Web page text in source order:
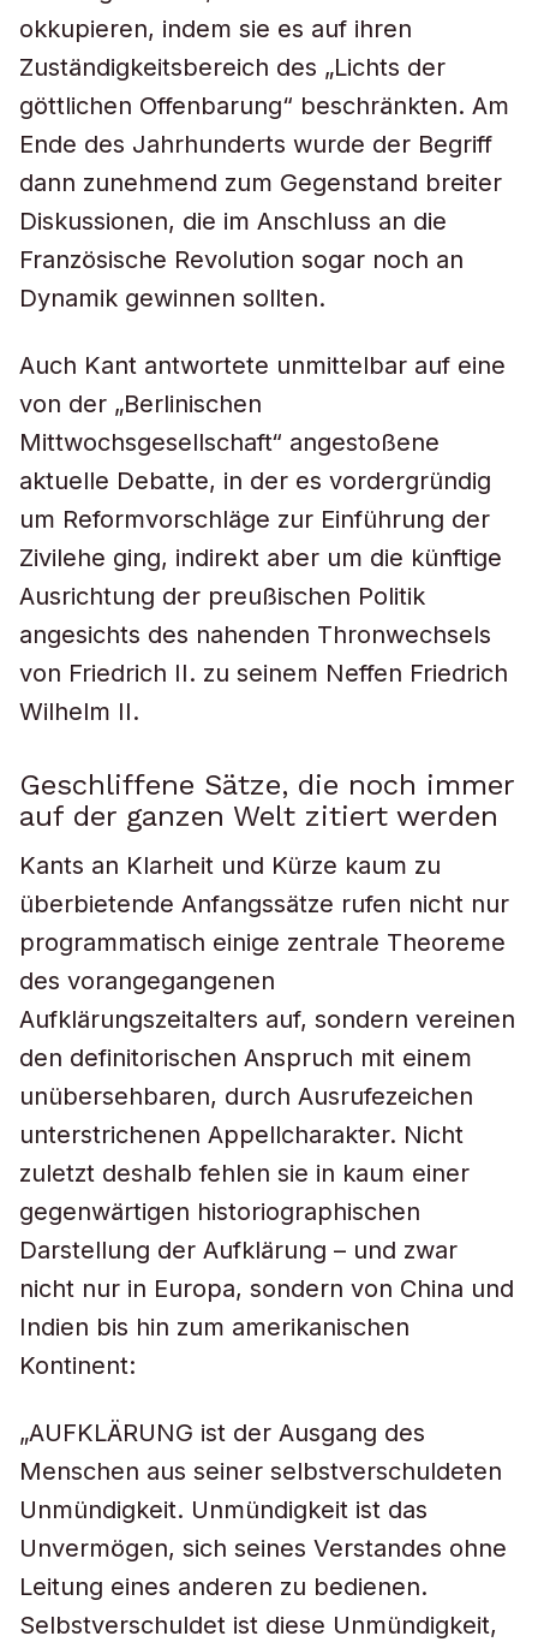
okkupieren, indem sie es auf ihren
Zuständigkeitsbereich des „Lichts der
göttlichen Offenbarung“ beschränkten. Am
Ende des Jahrhunderts wurde der Begriff
dann zunehmend zum Gegenstand breiter
Diskussionen, die im Anschluss an die
Französische Revolution sogar noch an
Dynamik gewinnen sollten.
Auch Kant antwortete unmittelbar auf eine
von der „Berlinischen
Mittwochsgesellschaft“ angestoßene
aktuelle Debatte, in der es vordergründig
um Reformvorschläge zur Einführung der
Zivilehe ging, indirekt aber um die künftige
Ausrichtung der preußischen Politik
angesichts des nahenden Thronwechsels
von Friedrich II. zu seinem Neffen Friedrich
Wilhelm II.
Geschliffene Sätze, die noch immer
auf der ganzen Welt zitiert werden
Kants an Klarheit und Kürze kaum zu
überbietende Anfangssätze rufen nicht nur
programmatisch einige zentrale Theoreme
des vorangegangenen
Aufklärungszeitalters auf, sondern vereinen
den definitorischen Anspruch mit einem
unübersehbaren, durch Ausrufezeichen
unterstrichenen Appellcharakter. Nicht
zuletzt deshalb fehlen sie in kaum einer
gegenwärtigen historiographischen
Darstellung der Aufklärung – und zwar
nicht nur in Europa, sondern von China und
Indien bis hin zum amerikanischen
Kontinent:
„AUFKLÄRUNG ist der Ausgang des
Menschen aus seiner selbstverschuldeten
Unmündigkeit. Unmündigkeit ist das
Unvermögen, sich seines Verstandes ohne
Leitung eines anderen zu bedienen.
Selbstverschuldet ist diese Unmündigkeit,